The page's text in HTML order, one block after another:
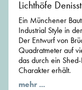
Lichthöfe
Ein Münchener
Industrial Style in
Der Entwurf von
Quadratmeter auf
das durch ein
Charakter erhält.
mehr ...